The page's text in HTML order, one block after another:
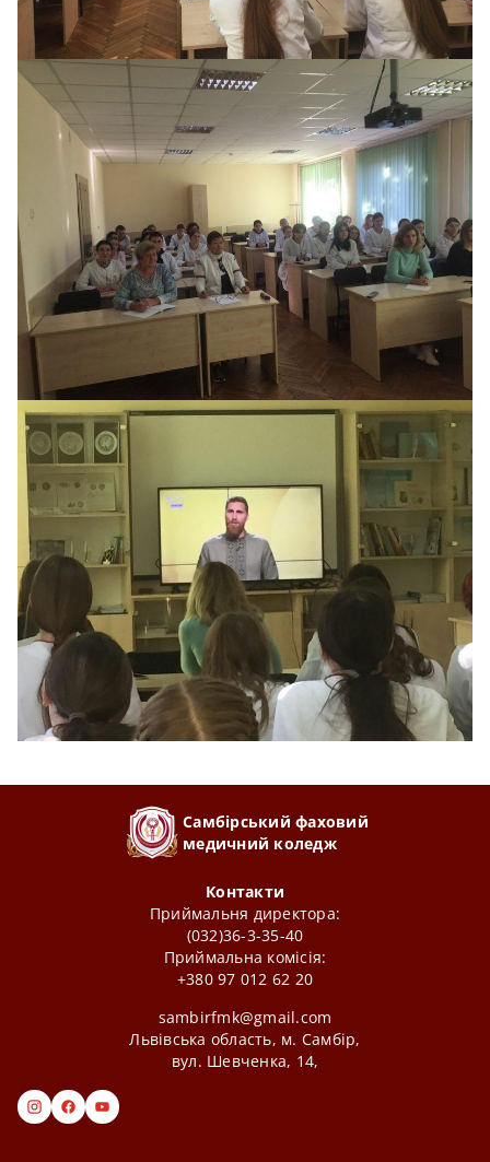
Самбірський фаховий
медичний коледж
Контакти
Приймальня директора:
(032)36-3-35-40
Приймальна комісія:
+380 97 012 62 20
sambirfmk@gmail.com
Львівська область, м. Самбір,
вул. Шевченка, 14,